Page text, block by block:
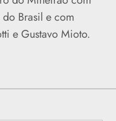
Brasil e com
e Gustavo Mioto.